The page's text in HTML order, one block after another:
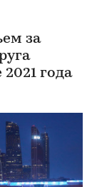
за
года